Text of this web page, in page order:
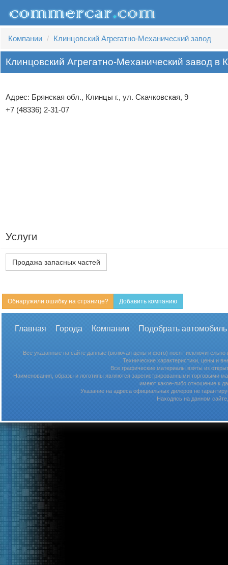
Компании Клинцовский Агрегатно-Механический завод
Клинцовский Агрегатно-Механический завод в
Адрес: Брянская обл., Клинцы г., ул. Скачковская, 9
+7 (48336) 2-31-07
Услуги
Продажа запасных частей
Обнаружили ошибку на странице? Добавить компанию
Главная Города Компании Подобрать
Все указанные на сайте данные (включая цены и фото) носят
Технические характеристики, цены и
Все графические материалы взяты из
Наименования, образы и логотипы являются зарегистрированными торговыми
имеют какое-либо отношение к
Указание на адреса официальных дилеров не
Находясь на данном